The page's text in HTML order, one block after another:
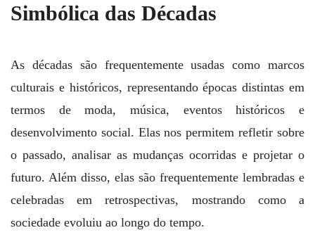
Simbólica das Décadas
As décadas são frequentemente usadas como marcos
culturais e históricos, representando épocas distintas em
termos de moda, música, eventos históricos e
desenvolvimento social. Elas nos permitem refletir sobre
o passado, analisar as mudanças ocorridas e projetar o
futuro. Além disso, elas são frequentemente lembradas e
celebradas em retrospectivas, mostrando como a
sociedade evoluiu ao longo do tempo.